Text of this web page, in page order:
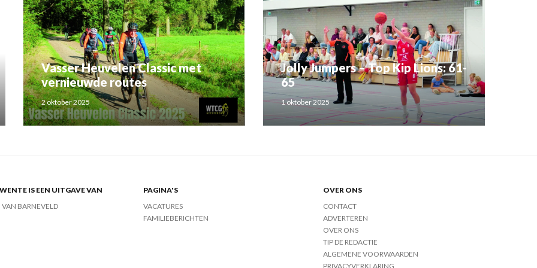
Vasser Heuvelen Classic met
vernieuwde routes
2 oktober 2025
Jolly Jumpers – Top Kip Lions: 61-
65
1 oktober 2025
IS EEN UITGAVE VAN
VAN BARNEVELD
PAGINA'S
VACATURES
FAMILIEBERICHTEN
OVER ONS
CONTACT
ADVERTEREN
OVER ONS
TIP DE REDACTIE
ALGEMENE VOORWAARDEN
PRIVACYVERKLARING